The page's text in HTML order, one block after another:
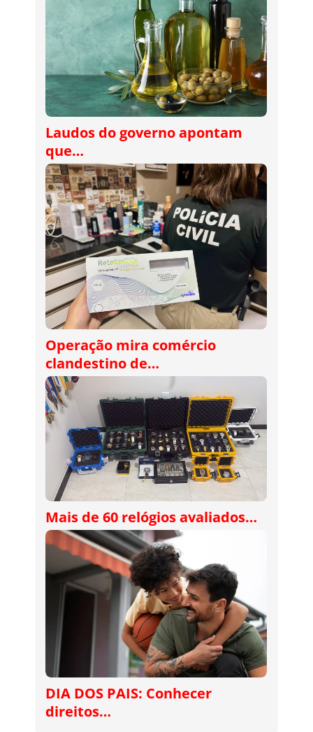
Laudos do governo apontam
que…
Operação mira comércio
clandestino de…
Mais de 60 relógios avaliados…
DIA DOS PAIS: Conhecer
direitos…